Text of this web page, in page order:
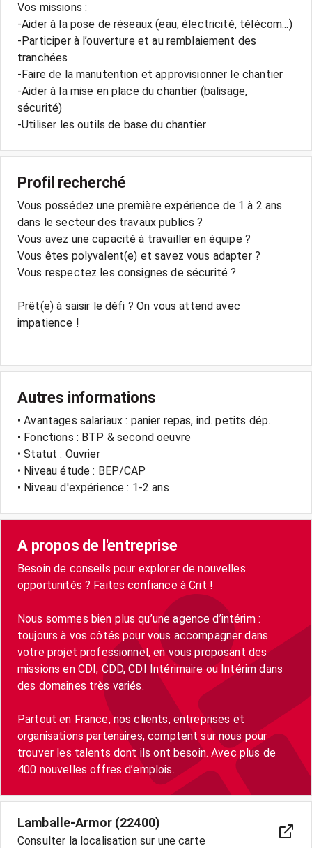
Vos missions :
-Aider à la pose de réseaux (eau, électricité, télécom...)
-Participer à l’ouverture et au remblaiement des
tranchées
-Faire de la manutention et approvisionner le chantier
-Aider à la mise en place du chantier (balisage,
sécurité)
-Utiliser les outils de base du chantier
Profil recherché
Vous possédez une première expérience de 1 à 2 ans
dans le secteur des travaux publics ?
Vous avez une capacité à travailler en équipe ?
Vous êtes polyvalent(e) et savez vous adapter ?
Vous respectez les consignes de sécurité ?
Prêt(e) à saisir le défi ? On vous attend avec
impatience !
Autres informations
• Avantages salariaux : panier repas, ind. petits dép.
• Fonctions : BTP & second oeuvre
• Statut : Ouvrier
• Niveau étude : BEP/CAP
• Niveau d'expérience : 1-2 ans
A propos de l'entreprise
Besoin de conseils pour explorer de nouvelles
opportunités ? Faites confiance à Crit !
Nous sommes bien plus qu’une agence d’intérim :
toujours à vos côtés pour vous accompagner dans
votre projet professionnel, en vous proposant des
missions en CDI, CDD, CDI Intérimaire ou Intérim dans
des domaines très variés.
Partout en France, nos clients, entreprises et
organisations partenaires, comptent sur nous pour
trouver les talents dont ils ont besoin. Avec plus de
400 nouvelles offres d’emplois.
Lamballe-Armor (22400)
Consulter la localisation sur une carte